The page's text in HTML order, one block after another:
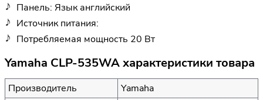
Панель: Язык английский
Источник питания:
Потребляемая мощность 20 Вт
Yamaha CLP-535WA характеристики товара
Производитель
Yamaha